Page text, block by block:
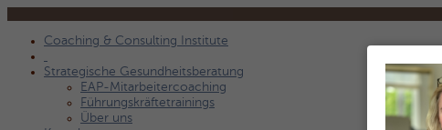
Coaching & Consulting Institute
Strategische Gesundheitsberatung
EAP-Mitarbeitercoaching
Führungskräftetrainings
Über uns